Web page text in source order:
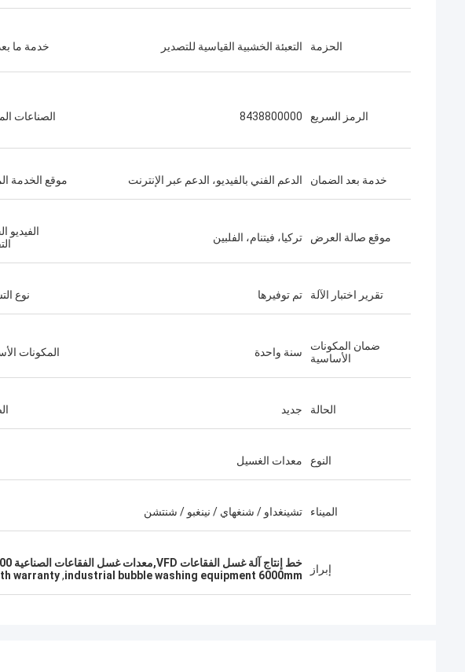
الحزمة التعبئة الخشبية القياسية للتصدير خدمة ما
الرمز السريع 8438800000 الصناعات
خدمة بعد الضمان الدعم الفني بالفيديو، الدعم عبر الإنترنت موقع الخدمة
موقع صالة العرض تركيا، فيتنام، الفلبين
الفيديو
تقرير اختبار الآلة تم توفيرها نوع
ضمان المكونات
الأساسية
سنة واحدة المكونات
الحالة جديد
النوع معدات الغسيل
الميناء تشينغداو / شنغهاي / نينغبو / شنتشن
إبراز خط إنتاج آلة غسل الفقاعات VFD,معدات غسل الفقاعات الصناعية 6000 مم,آلة غسل الفقاعات الكبيرة مع الضمان
industrial bubble washing equipment 6000mm
,
warranty